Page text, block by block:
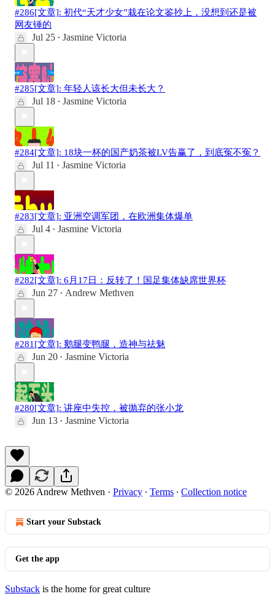
#286[文章]: 初代“天才少女”栽在论文鉴抄上，没想到还是被
网友锤的
Jul 25 • Jasmine Victoria
#285[文章]: 年轻人该长大但未长大？
Jul 18 • Jasmine Victoria
#284[文章]: 18块一杯的国产奶茶被LV告赢了，到底冤不冤？
Jul 11 • Jasmine Victoria
#283[文章]: 亚洲空调军团，在欧洲集体爆单
Jul 4 • Jasmine Victoria
#282[文章]: 6月17日：反转了！国足集体缺席世界杯
Jun 27 • Andrew Methven
#281[文章]: 鹅腿变鸭腿，造神与祛魅
Jun 20 • Jasmine Victoria
#280[文章]: 讲座中失控，被抛弃的张小龙
Jun 13 • Jasmine Victoria
© 2026 Andrew Methven · Privacy ∙ Terms ∙ Collection notice
Start your Substack
Get the app
Substack is the home for great culture